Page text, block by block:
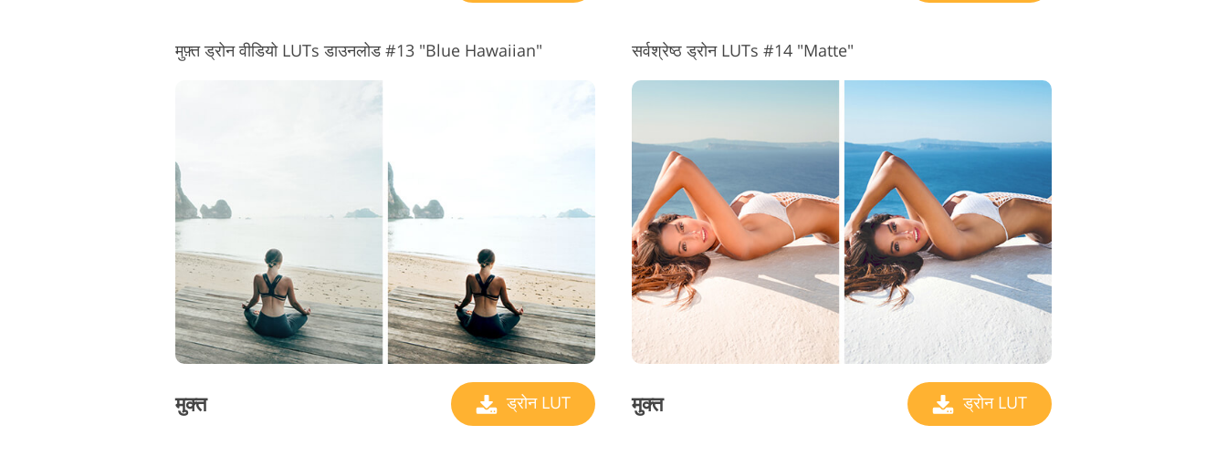
मुफ़्त ड्रोन वीडियो LUTs डाउनलोड #13 "Blue Hawaiian"
मुक्त ड्रोन LUT
सर्वश्रेष्ठ ड्रोन LUTs #14 "Matte"
मुक्त ड्रोन LUT